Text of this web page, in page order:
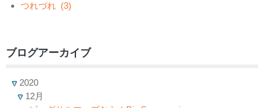
つれづれ (3)
ブログアーカイブ
2020
12月